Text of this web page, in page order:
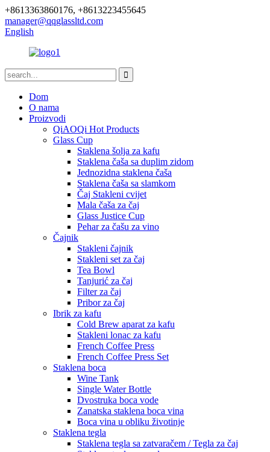
+8613363860176, +8613223455645
manager@qqglassltd.com
English
Dom
O nama
Proizvodi
QiAOQi Hot Products
Glass Cup
Staklena šolja za kafu
Staklena čaša sa duplim zidom
Jednozidna staklena čaša
Staklena čaša sa slamkom
Čaj Stakleni cvijet
Mala čaša za čaj
Glass Justice Cup
Pehar za čašu za vino
Čajnik
Stakleni čajnik
Stakleni set za čaj
Tea Bowl
Tanjurić za čaj
Filter za čaj
Pribor za čaj
Ibrik za kafu
Cold Brew aparat za kafu
Stakleni lonac za kafu
French Coffee Press
French Coffee Press Set
Staklena boca
Wine Tank
Single Water Bottle
Dvostruka boca vode
Zanatska staklena boca vina
Boca vina u obliku životinje
Staklena tegla
Staklena tegla sa zatvaračem / Tegla za čaj